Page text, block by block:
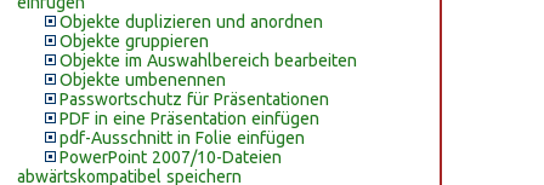
Objekte duplizieren und anordnen
Objekte gruppieren
Objekte im Auswahlbereich bearbeiten
Objekte umbenennen
Passwortschutz für Präsentationen
PDF in eine Präsentation einfügen
pdf-Ausschnitt in Folie einfügen
PowerPoint 2007/10-Dateien
abwärtskompatibel speichern